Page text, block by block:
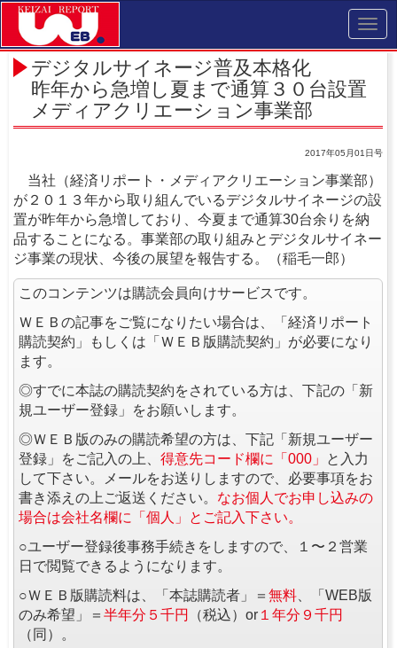
デジタルサイネージ普及本格化
昨年から急増し夏まで通算３０台設置
メディアクリエーション事業部
2017年05月01日号
当社（経済リポート・メディアクリエーション事業部）
が２０１３年から取り組んでいるデジタルサイネージの設
置が昨年から急増しており、今夏まで通算30台余りを納
品することになる。事業部の取り組みとデジタルサイネー
ジ事業の現状、今後の展望を報告する。（稲毛一郎）
このコンテンツは購読会員向けサービスです。
ＷＥＢの記事をご覧になりたい場合は、「経済リポート
購読契約」もしくは「ＷＥＢ版購読契約」が必要になり
ます。
◎すでに本誌の購読契約をされている方は、下記の「新
規ユーザー登録」をお願いします。
◎ＷＥＢ版のみの購読希望の方は、下記「新規ユーザー
登録」をご記入の上、 得意先コード欄に「000」
と入力
して下さい。メールをお送りしますので、必要事項をお
書き添えの上ご返送ください。 なお個人でお申し込みの
場合は会社名欄に「個人」とご記入下さい。
○ユーザー登録後事務手続きをしますので、１〜２営業
日で閲覧できるようになります。
○ＷＥＢ版購読料は、「本誌購読者」＝ 無料 、「WEB版
のみ希望」＝ 半年分５千円 （税込）or １年分９千円
（同）。